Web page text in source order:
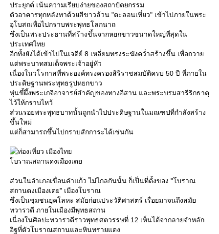
ประยุกต์ เน้นความเรียบง่ายของสถาปัตยกรรม
ตัวอาคารทุกหลังทาด้วยสีขาวล้วน "ตะลอนเที่ยว" เข้าไปภายในพระ
อุโบสถเพื่อไปกราบพระพุทธโลกนาถ
ซึ่งเป็นพระประธานที่สร้างขึ้นจากหยกขาวขนาดใหญ่ที่สุดใน
ประเทศไท
อีกทั้งยังได้เข้าไปในเจดีย์ 8 เหลี่ยมทรงระฆังคว่ำสร้างขึ้น เพื่อถวา
ด่พระบาทสมเด็จพระเจ้าอยู่หัว
เนื่องในวโรกาสที่พระองค์ทรงครองสิริราชสมบัติครบ 50 ปี ที่ภายใน
ประดิษฐานพระพุทธรูปหยกขาว
หุ่นขี้ผึ้งพระเกจิอาจารย์สำคัญของทางอีสาน และพระบรมสารีริกธาตุ
ไว้ให้กราบไหว้
ส่วนรอยพระพุทธบาทนั้นถูกนำไปประดิษฐานในมณฑปที่กำลังสร้าง
ขึ้นใหม่
ต่ก็สามารถขึ้นไปกราบสักการะได้เช่นกัน
บราณสถานดงเมืองเต
ส่วนในอำเภอเขื่อนคำแก้ว ไม่ไกลกันนั้น ก็เป็นที่ตั้งของ "โบราณ
สถานดงเมืองเตย" เมืองโบราณ
ซึ่งเป็นชุมชนยุคโลหะ สมัยก่อนประวัติศาสตร์ เรื่อยมาจนถึงสมั
ทวารวดี ภายในเมืองมีพุทธสถาน
เนื่องในศิลปะทวารวดีราวพุทธศตวรรษที่ 12 เห็นได้จากลายจำหลัก
อิฐที่ตัวโบราณสถานและหินทรายแดง